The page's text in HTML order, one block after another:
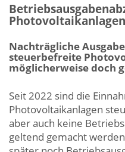
Nachträgliche
steuerbefreite
möglicherweise doch
Seit 2022 sind die
Photovoltaikanlagen
aber auch keine
geltend gemacht